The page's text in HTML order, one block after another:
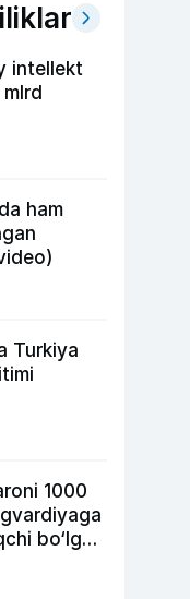
intellekt
ham
Turkiya
1000
bo‘lgan